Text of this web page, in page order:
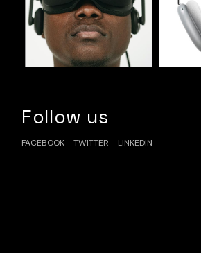
Follow us
FACEBOOK TWITTER LINKEDIN